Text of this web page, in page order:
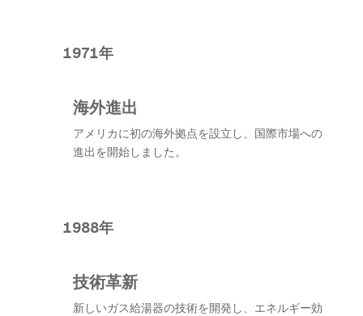
1971年
海外進出
アメリカに初の海外拠点を設立し、国際市場への
進出を開始しました。
1988年
技術革新
新しいガス給湯器の技術を開発し、エネルギー効